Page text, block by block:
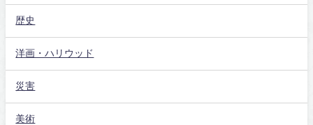
歴史
洋画・ハリウッド
災害
美術